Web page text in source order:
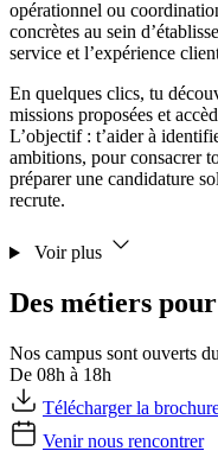
opérationnel ou
concrètes au sein
service et l’expérience
En quelques clics, tu
missions proposées et
L’objectif : t’aider à
ambitions, pour consacrer
préparer une candidature
recrute.
Voir plus
Des métiers
Nos campus sont ouverts
De 08h à 18h
Télécharger la
Venir nous rencontrer